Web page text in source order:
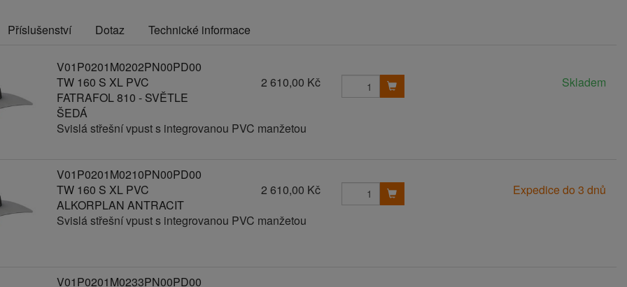
Příslušenství Dotaz Technické informace
V01P0201M0202PN00PD00
TW 160 S XL PVC
FATRAFOL 810 - SVĚTLE
ŠEDÁ
2 610,00 Kč Skladem
Svislá střešní vpust s integrovanou PVC manžetou
V01P0201M0210PN00PD00
TW 160 S XL PVC
ALKORPLAN ANTRACIT
2 610,00 Kč
Expedice do 3 dnů
Svislá střešní vpust s integrovanou PVC manžetou
V01P0201M0233PN00PD00